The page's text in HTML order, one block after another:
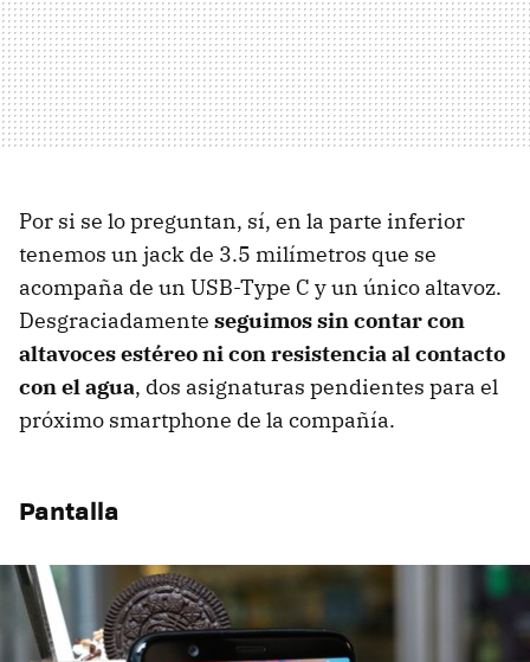
Por si se lo preguntan, sí, en la parte inferior
tenemos un jack de 3.5 milímetros que se
acompaña de un USB-Type C y un único altavoz.
Desgraciadamente seguimos sin contar con
altavoces estéreo ni con resistencia al contacto
con el agua, dos asignaturas pendientes para el
próximo smartphone de la compañía.
Pantalla